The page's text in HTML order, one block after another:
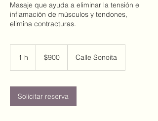
Masaje que ayuda a eliminar la tensión e
inflamación de músculos y tendones,
elimina contracturas.
1 h
mexicanos
$900 Calle Sonoita
Solicitar reserva